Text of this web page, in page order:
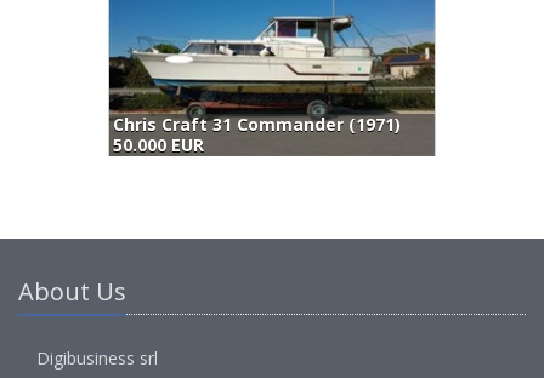
About Us
Digibusiness srl